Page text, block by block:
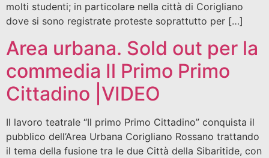
molti studenti; in particolare nella città di Corigliano
dove si sono registrate proteste soprattutto per […]
Area urbana. Sold out per la
commedia Il Primo Primo
Cittadino |VIDEO
Il lavoro teatrale “Il primo Primo Cittadino” conquista il
pubblico dell’Area Urbana Corigliano Rossano trattando
il tema della fusione tra le due Città della Sibaritide, con